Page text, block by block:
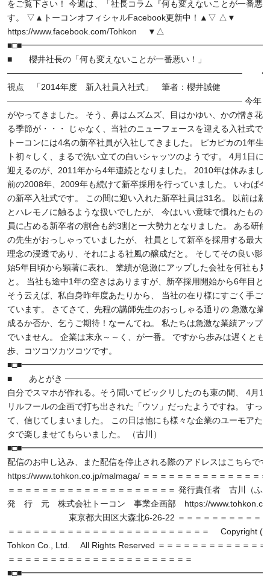
をご覧下さい！ 今週は、「社長コラム『何も変えないことが一番悪
す。 ▽▲トーコンオフィシャルFacebook更新中！▲▽ △▼
https://www.facebook.com/Tohkon ▼△
■ 櫻井社長の「何も変えないことが一番悪い！」
─────────────────────────────────────── ◆
視点 「2014年度 新入社員入社式」 筆者：櫻井誠健
─────────────────────────────────────── 今年も
がやってきました。 そう、鼻はムズムズ、目はかゆい、かの憎き花
る季節が・・・ じゃなく、当社のニューフェースを迎える入社式で
トーコンには4名の新卒社員が入社してきました。 ピカピカの1年生
ト初々しく、まるで洗い立ての白いシャッツのようです。 4月1日に
迎えるのが、2011年から4年連続となりました。 2010年は休みまし
前の2008年、2009年も続けて新卒採用を行っていました。 いわば今
の新卒入社式です。 この間に迎い入れた新卒社員は31名。 以前は新
とハレモノに触るような扱いでしたが、 今はいい意味で慣れたもの
員に占める新卒者の割合も約3割と一大勢力となりました。 ある研修
の先生がおっしゃっていましたが、 社員として新卒を採用する最大
理念の浸透であり、それによる社風の醸成だと。 そしてその良い影
始5年目頃から顕著に表れ、 業績が急激にアップした会社を何社も見
と。 当社も途中1年の空きはありますが、新卒採用開始から6年目と
そう云えば、私自身昨年度あたりから、 当社の在り様にすごく手ご
ています。 さてさて、先程の講師先生のおっしゃる通りの 急激な業
成るか否か、乞うご期待！なーんてね。 私たちは急激な業績アップ
でいません。 企業は末永～～く、が一番。 ですから歩みは遅くとも
歩、コツコツカツコツです。
■ あとがき
自分でスマホが作れる。そう聞いてビックリしたのも束の間、 4月1
リルフールの企画で打ち出された「ウソ」だったようですね。 すっ
て、信じてしまいました。 この日は他にも様々な企業のユーモアた
タで楽しませてもらいました。 （古川）
配信のお申し込み、また配信を停止される際のアドレスはこちらで
https://www.tohkon.co.jp/malmaga/ ＝＝＝＝＝＝＝＝＝＝＝＝＝＝
＝＝＝＝＝＝＝＝＝＝＝＝＝＝＝＝＝＝＝＝ 発行責任者 古川（ふ
発 行 元 株式会社トーコン 事業企画部 https://
東京都大田区大森北6-26-22 ＝＝＝＝＝＝＝＝＝＝＝
＝＝＝＝＝＝＝＝＝＝＝＝＝＝＝＝＝＝＝＝＝＝＝＝ Copyright
Tohkon Co., Ltd. All Rights Reserved ＝＝＝＝＝＝＝＝＝＝＝＝＝
＝＝＝＝＝＝＝＝＝＝＝＝＝＝＝＝＝＝＝＝＝＝